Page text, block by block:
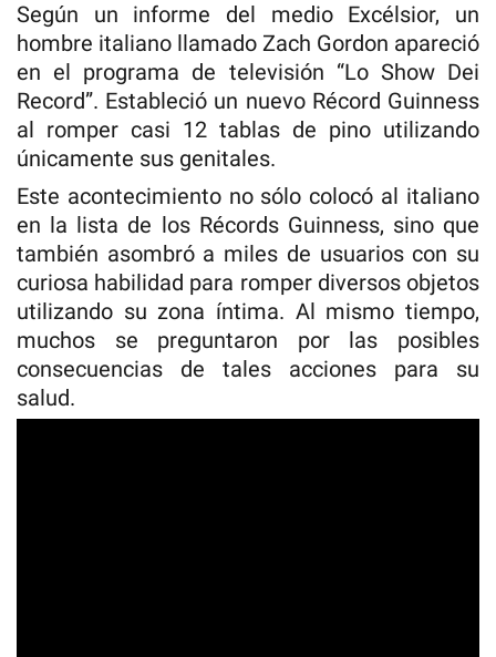
Según un informe del medio Excélsior, un
hombre italiano llamado Zach Gordon apareció
en el programa de televisión “Lo Show Dei
Record”. Estableció un nuevo Récord Guinness
al romper casi 12 tablas de pino utilizando
únicamente sus genitales.
Este acontecimiento no sólo colocó al italiano
en la lista de los Récords Guinness, sino que
también asombró a miles de usuarios con su
curiosa habilidad para romper diversos objetos
utilizando su zona íntima. Al mismo tiempo,
muchos se preguntaron por las posibles
consecuencias de tales acciones para su
salud.